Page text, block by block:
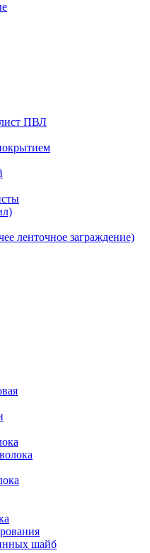
ПВЛ
ленточное заграждение)
шайб